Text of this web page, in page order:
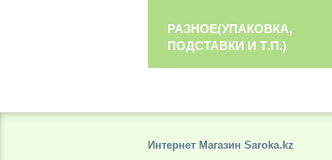
РАЗНОЕ(УПАКОВКА,
ПОДСТАВКИ И Т.П.)
Интернет Магазин Saroka.kz